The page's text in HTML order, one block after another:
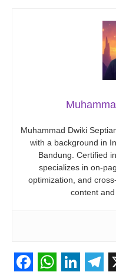
Muhammad Dwiki
with a background in
Bandung. Certified
specializes in on-
optimization, and
content